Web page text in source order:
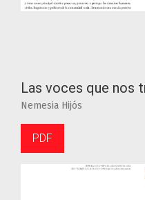
Las voces que nos
Nemesia Hijós
PDF